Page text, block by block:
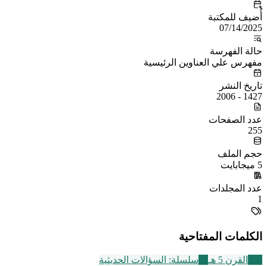
أُضيف للمكتبة
07/14/2025
حالة الفهرسة
مفهرس علي العناوين الرئيسية
تاريخ النشر
1427 - 2006
عدد الصفحات
255
حجم الملف
5 ميجابايت
عدد المجلدات
1
الكلمات المفتاحية
القرن 5 هـ سلسلة: السؤالات الحديثية